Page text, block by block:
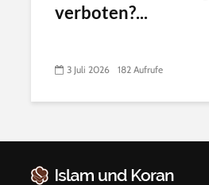
verboten?...
3 Juli 2026 182 Aufrufe